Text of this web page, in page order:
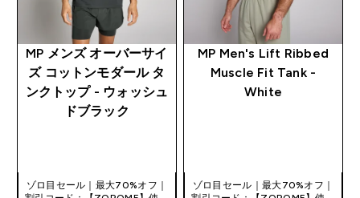
MP メンズ オーバーサイ
ズ コットンモダール タ
ンクトップ - ウォッシュ
ドブラック
ゾロ目セール｜最大70%オフ｜
MP Men's Lift Ribbed
Muscle Fit Tank -
White
ゾロ目セール｜最大70%オフ｜